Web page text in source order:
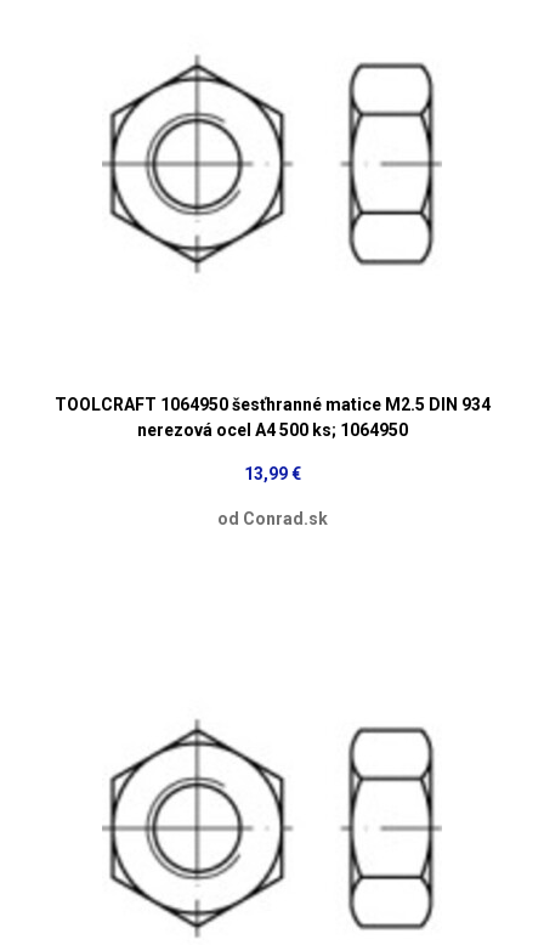
TOOLCRAFT 1064950 šesťhranné matice M2.5 DIN 934
nerezová ocel A4 500 ks; 1064950
13,99 €
od Conrad.sk